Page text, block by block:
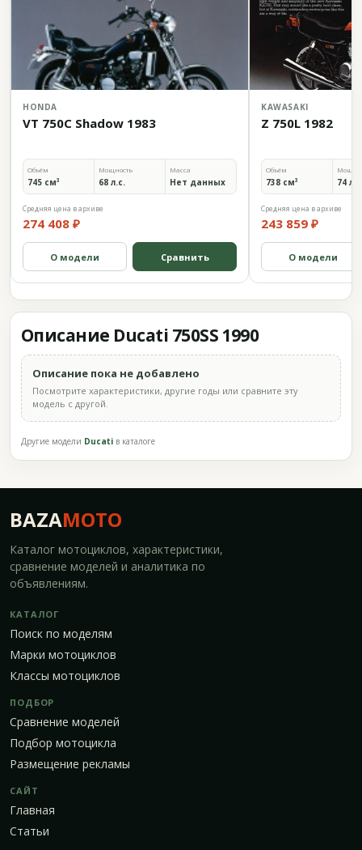
HONDA
VT 750C Shadow 1983
Объём
745 см³
Мощность
68 л.с.
Масса
Нет данных
Средняя цена в архиве
274 408 ₽
О модели Сравнить
KAWASAKI
Z 750L 1982
Объём
738 см³ 74
Средняя цена в архиве
243 859 ₽
О модели
Описание Ducati 750SS 1990
Описание пока не добавлено
Посмотрите характеристики, другие годы или сравните эту
модель с другой.
Другие модели Ducati в каталоге
BAZAMOTO
Каталог мотоциклов, характеристики,
сравнение моделей и аналитика по
объявлениям.
КАТАЛОГ
Поиск по моделям
Марки мотоциклов
Классы мотоциклов
ПОДБОР
Сравнение моделей
Подбор мотоцикла
Размещение рекламы
САЙТ
Главная
Статьи